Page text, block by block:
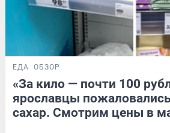
ЕДА ОБЗОР
«За кило — почти 100
ярославцы
сахар. Смотрим цены в